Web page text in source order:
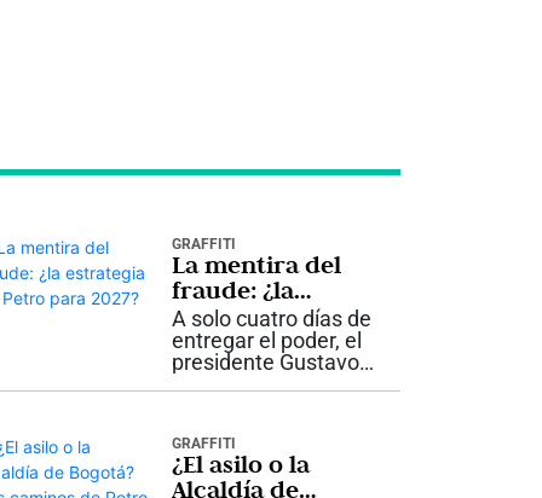
GRAFFITI
La mentira del
fraude: ¿la
estrategia de
Petro para 2027?
A solo cuatro días de
entregar el poder, el
presidente Gustavo
presidenciales. Lo
hizo nuevamente sin
presentar pruebas
GRAFFITI
¿El asilo o la
Alcaldía de